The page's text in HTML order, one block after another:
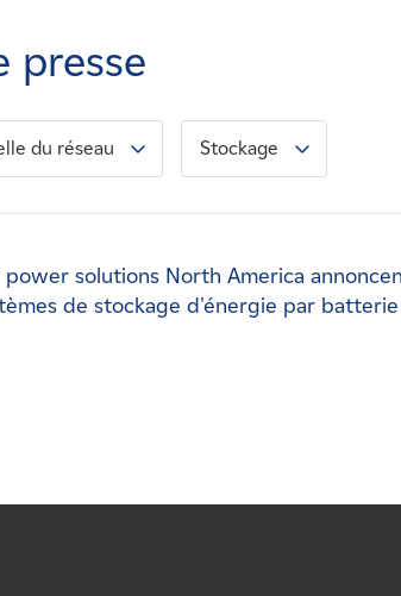
presse
du réseau Stockage
power solutions North America
de stockage d'énergie par